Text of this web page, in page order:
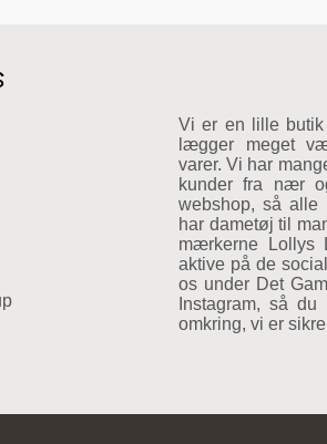
Vi er en lille
lægger meget
varer. Vi har
kunder fra nær
webshop, så
har dametøj til
mærkerne Lollys
aktive på de
os under Det
Instagram, så
omkring, vi er